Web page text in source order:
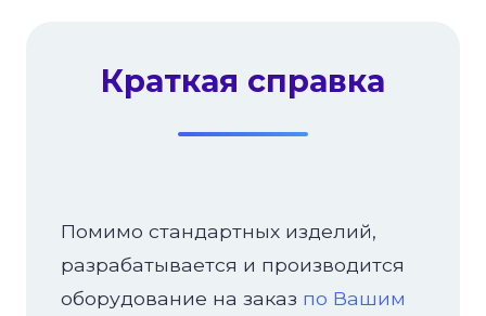
Краткая справка
Помимо стандартных изделий,
разрабатывается и производится
оборудование на заказ по Вашим